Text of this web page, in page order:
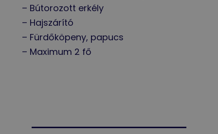
– Bútorozott erkély
– Hajszárító
– Fürdőköpeny, papucs
– Maximum 2 fő